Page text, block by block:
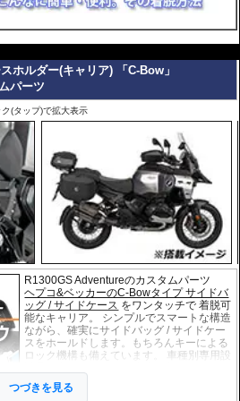
ホルダー(キャリア) 「C-Bow」
パーツ
(タップ)で拡大表示
R1300GS Adventureのカスタムパーツ
ヘプコ&ベッカーのC-Bowタイプ サイドバ
ッグ / サイドケース をワンタッチで 着脱可
能なキャリア。 シンプルでスマートな構造
ながら、確実にサイドバッグ / サイドケー
スをホールドします。もちろんキーによる
ロック機構も備えています。 車種別専用設
つづきを見る